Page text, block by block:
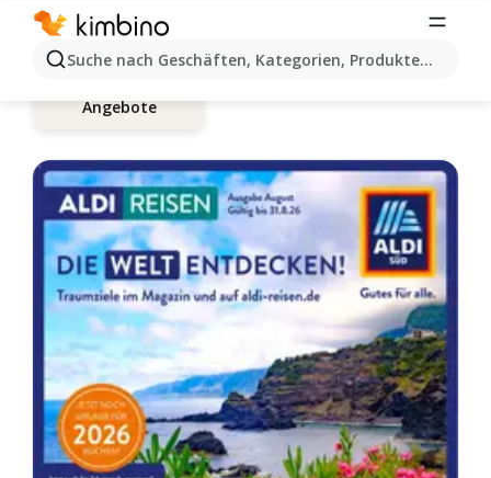
Suche nach Geschäften, Kategorien, Produkten...
Angebote